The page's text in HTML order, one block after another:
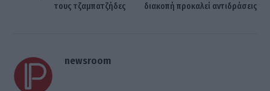
τους τζαμπατζήδες
διακοπή προκαλεί αντιδράσεις
newsroom